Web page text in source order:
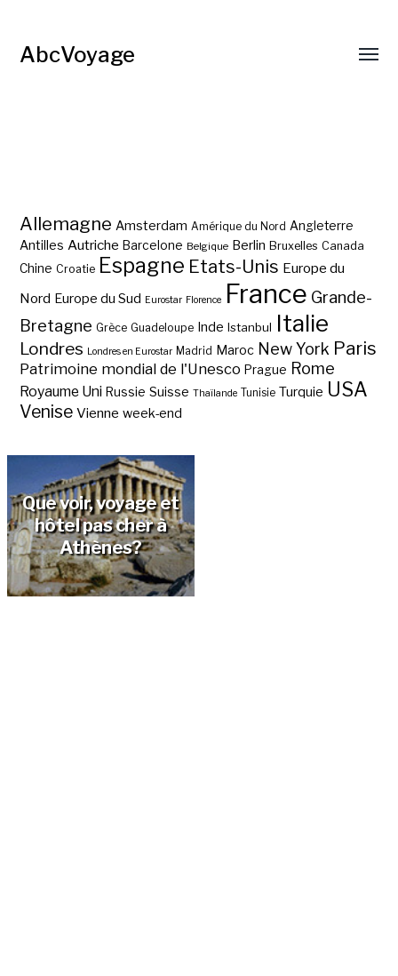
AbcVoyage
Allemagne Amsterdam Amérique du Nord Angleterre
Antilles Autriche Barcelone Belgique Berlin Bruxelles Canada
Chine Croatie Espagne Etats-Unis Europe du
Nord Europe du Sud Eurostar Florence France Grande-
Bretagne Grèce Guadeloupe Inde Istanbul Italie
Londres Londres en Eurostar Madrid Maroc New York Paris
Patrimoine mondial de l'Unesco Prague Rome
Royaume Uni Russie Suisse Thaïlande Tunisie Turquie USA
Venise Vienne week-end
Que voir, voyage et
hôtel pas cher à
Athènes?